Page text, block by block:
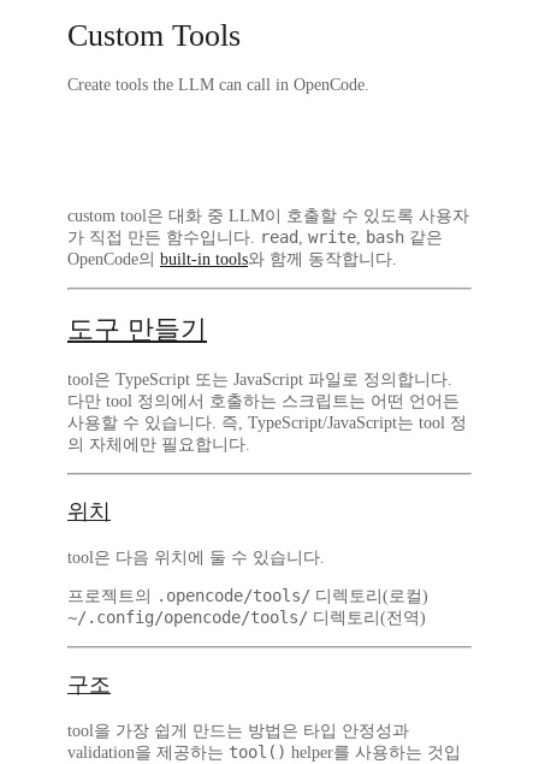
Custom Tools
Create tools the LLM can call in OpenCode.
custom tool은 대화 중 LLM이 호출할 수 있도록 사용자
가 직접 만든 함수입니다.
read write bash 같은
OpenCode의 built-in tools와 함께 동작합니다.
도구 만들기
tool은 TypeScript 또는 JavaScript 파일로 정의합니다.
다만 tool 정의에서 호출하는 스크립트는 어떤 언어든
사용할 수 있습니다. 즉, TypeScript/JavaScript는 tool 정
의 자체에만 필요합니다.
위치
tool은 다음 위치에 둘 수 있습니다.
프로젝트의 .opencode/tools/ 디렉토리(로컬)
~/.config/opencode/tools/ 디렉토리(전역)
구조
tool을 가장 쉽게 만드는 방법은 타입 안정성과
validation을 제공하는 tool() helper를 사용하는 것입